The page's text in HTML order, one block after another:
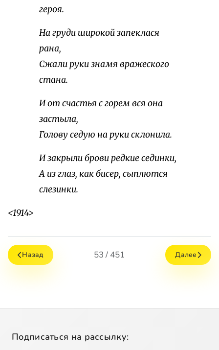
героя.
На груди широкой запеклася
рана,
Сжали руки знамя вражеского
стана.
И от счастья с горем вся она
застыла,
Голову седую на руки склонила.
И закрыли брови редкие сединки,
А из глаз, как бисер, сыплются
слезинки.
<1914>
Назад 53 / 451 Далее
Подписаться на рассылку: